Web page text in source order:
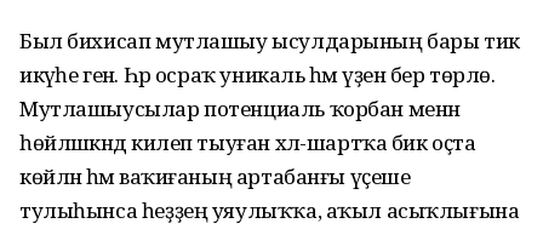
Был бихисап мутлашыу ысулдарының бары тик
икәүһе генә. Һәр осраҡ уникаль һәм үҙенә бер төрлө.
Мутлашыусылар потенциаль ҡорбан менән
һөйләшкәндә килеп тыуған хәл-шартҡа бик оҫта
көйләнә һәм ваҡиғаның артабанғы үҫеше
тулыһынса һеҙҙең уяулыҡҡа, аҡыл асыҡлығына